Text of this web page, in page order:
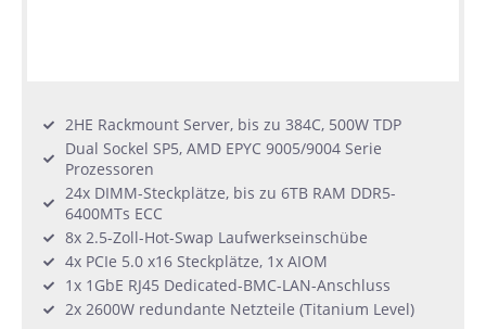
2HE Rackmount Server, bis zu 384C, 500W TDP
Dual Sockel SP5, AMD EPYC 9005/9004 Serie
Prozessoren
24x DIMM-Steckplätze, bis zu 6TB RAM DDR5-
6400MTs ECC
8x 2.5-Zoll-Hot-Swap Laufwerkseinschübe
4x PCIe 5.0 x16 Steckplätze, 1x AIOM
1x 1GbE RJ45 Dedicated-BMC-LAN-Anschluss
2x 2600W redundante Netzteile (Titanium Level)